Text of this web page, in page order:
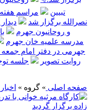
تبیین
مراسم
نصرالله برگزار شد
و روحانیون جهرم
مدرسه علمیه خان جهرم
جهرمی در دفتر امام
روایت تصویر
جلسه
صفحه اصلی » گروه » اخبار